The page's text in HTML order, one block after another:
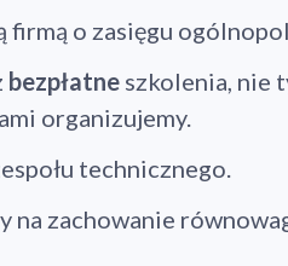
firmą o zasięgu
bezpłatne szkolenia, nie
organizujemy.
technicznego.
na zachowanie